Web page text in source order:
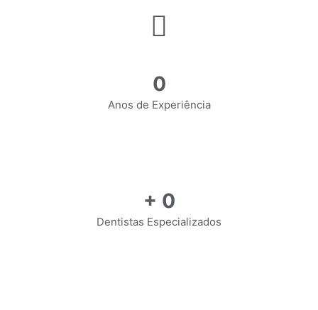
0
Anos de Experiência
+ 0
Dentistas Especializados